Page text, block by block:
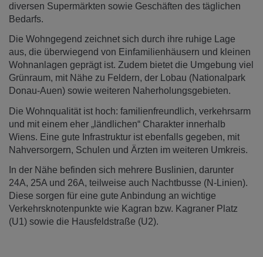
diversen Supermärkten sowie Geschäften des täglichen
Bedarfs.
Die Wohngegend zeichnet sich durch ihre ruhige Lage
aus, die überwiegend von Einfamilienhäusern und kleinen
Wohnanlagen geprägt ist. Zudem bietet die Umgebung viel
Grünraum, mit Nähe zu Feldern, der Lobau (Nationalpark
Donau-Auen) sowie weiteren Naherholungsgebieten.
Die Wohnqualität ist hoch: familienfreundlich, verkehrsarm
und mit einem eher „ländlichen“ Charakter innerhalb
Wiens. Eine gute Infrastruktur ist ebenfalls gegeben, mit
Nahversorgern, Schulen und Ärzten im weiteren Umkreis.
In der Nähe befinden sich mehrere Buslinien, darunter
24A, 25A und 26A, teilweise auch Nachtbusse (N-Linien).
Diese sorgen für eine gute Anbindung an wichtige
Verkehrsknotenpunkte wie Kagran bzw. Kagraner Platz
(U1) sowie die Hausfeldstraße (U2).